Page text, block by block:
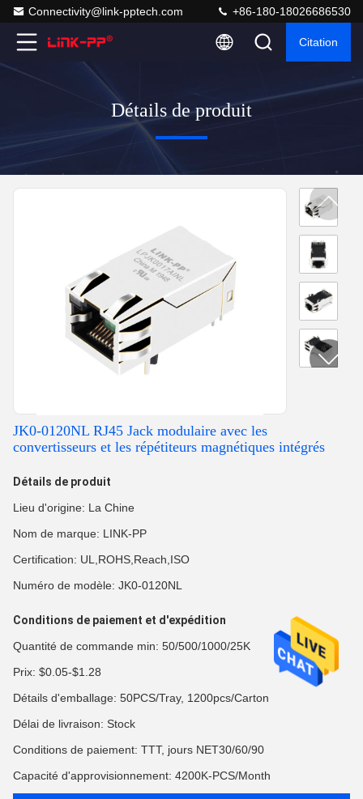
Connectivity@link-pptech.com +86-180-18026686530
Citation
Détails de produit
JK0-0120NL RJ45 Jack modulaire avec les
convertisseurs et les répétiteurs magnétiques intégrés
Détails de produit
Lieu d'origine: La Chine
Nom de marque: LINK-PP
Certification: UL,ROHS,Reach,ISO
Numéro de modèle: JK0-0120NL
Conditions de paiement et d'expédition
Quantité de commande min: 50/500/1000/25K
Prix: $0.05-$1.28
Détails d'emballage: 50PCS/Tray, 1200pcs/Carton
Délai de livraison: Stock
Conditions de paiement: TTT, jours NET30/60/90
Capacité d'approvisionnement: 4200K-PCS/Month